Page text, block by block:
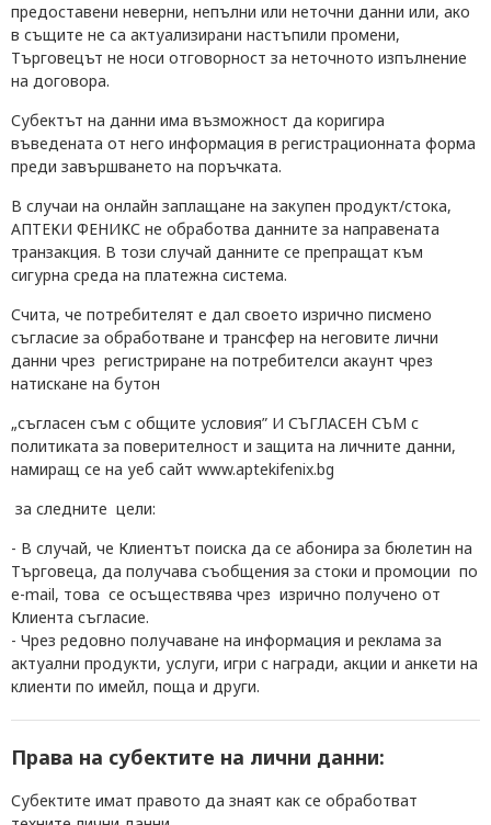
предоставени неверни, непълни или неточни данни или, ако
в същите не са актуализирани настъпили промени,
Търговецът не носи отговорност за неточното изпълнение
на договора.
Субектът на данни има възможност да коригира
въведената от него информация в регистрационната форма
преди завършването на поръчката.
В случаи на онлайн заплащане на закупен продукт/стока,
АПТЕКИ ФЕНИКС не обработва данните за направената
транзакция. В този случай данните се препращат към
сигурна среда на платежна система.
Счита, че потребителят е дал своето изрично писмено
съгласие за обработване и трансфер на неговите лични
данни чрез регистриране на потребителси акаунт чрез
натискане на бутон
„съгласен съм с общите условия” И СЪГЛАСЕН СЪМ с
политиката за поверителност и защита на личните данни,
намиращ се на уеб сайт www.aptekifenix.bg
за следните цели:
- В случай, че Клиентът поиска да се абонира за бюлетин на
Търговеца, да получава съобщения за стоки и промоции по
е-mail, това се осъществява чрез изрично получено от
Клиента съгласие.
- Чрез редовно получаване на информация и реклама за
актуални продукти, услуги, игри с награди, акции и анкети на
клиенти по имейл, поща и други.
Права на субектите на лични данни:
Субектите имат правото да знаят как се обработват